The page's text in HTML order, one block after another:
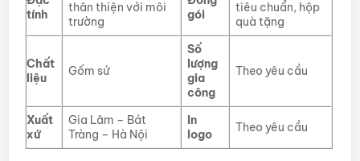
tính
thân thiện với môi
trường
gói
tiêu chuẩn, hộp
quà tặng
Chất
liệu
Gốm sứ
Số
lượng
gia
công
Theo yêu cầu
Xuất
xứ
Gia Lâm – Bát
Tràng – Hà Nội
In
logo
Theo yêu cầu